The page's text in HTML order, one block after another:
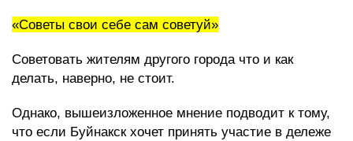
«Советы свои себе сам советуй»
Советовать жителям другого города что и как
делать, наверно, не стоит.
Однако, вышеизложенное мнение подводит к тому,
что если Буйнакск хочет принять участие в дележе